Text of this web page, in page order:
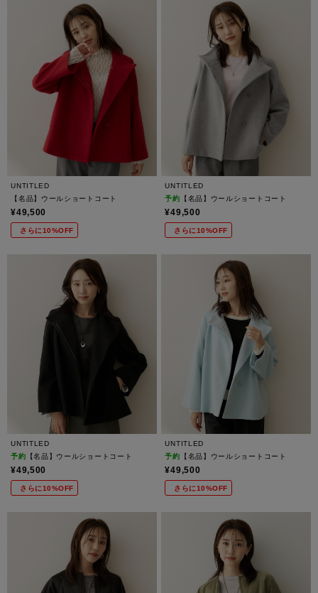
UNTITLED
【名品】ウールショートコート
¥49,500
さらに10%OFF
UNTITLED
予約 【名品】ウールショートコート
¥49,500
さらに10%OFF
UNTITLED
予約 【名品】ウールショートコート
¥49,500
さらに10%OFF
UNTITLED
予約 【名品】ウールショートコート
¥49,500
さらに10%OFF